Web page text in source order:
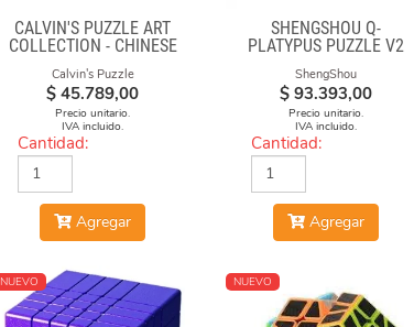
CALVIN'S PUZZLE ART
COLLECTION - CHINESE
OPERA FACE-OFF CUBE
(MOLTEN LAVA)
Calvin's Puzzle
$ 45.789,00
Precio unitario.
IVA incluido.
Cantidad:
Agregar
SHENGSHOU Q-
PLATYPUS PUZZLE V2
ShengShou
$ 93.393,00
Precio unitario.
IVA incluido.
Cantidad:
Agregar
NUEVO NUEVO